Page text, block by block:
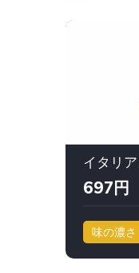
697円
味の濃さ